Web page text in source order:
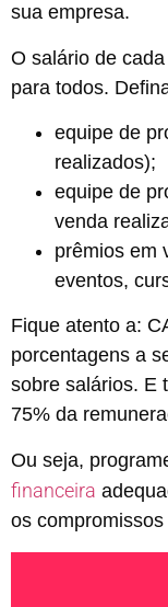
sua empresa.
O salário de
para todos.
equipe de
realizados);
equipe de
venda
prêmios em
eventos,
Fique atento a:
porcentagens a
sobre salários. E
75% da
Ou seja,
financeira
os